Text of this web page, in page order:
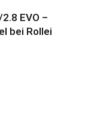
EVO –
bei Rollei